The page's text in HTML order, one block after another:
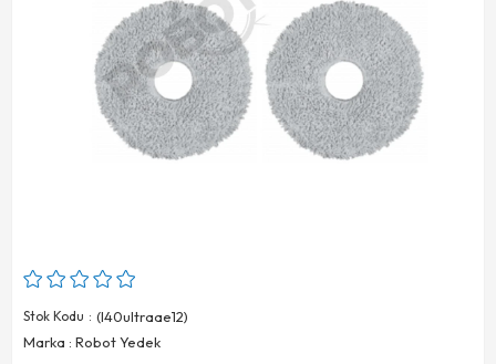
Stok Kodu
(l40ultraae12)
Marka : Robot Yedek